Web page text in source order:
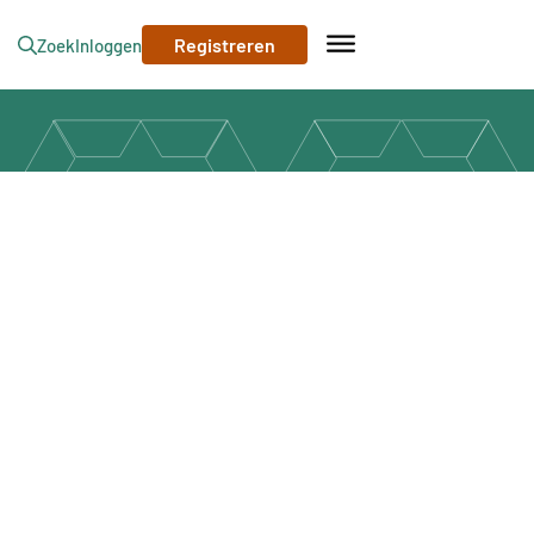
ZoekInloggen Registreren